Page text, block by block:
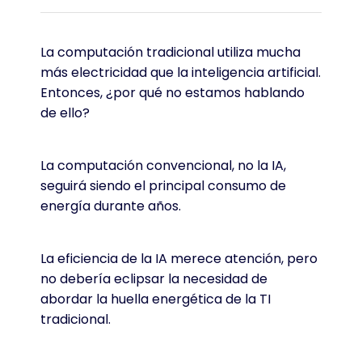
La computación tradicional utiliza mucha
más electricidad que la inteligencia artificial.
Entonces, ¿por qué no estamos hablando
de ello?
La computación convencional, no la IA,
seguirá siendo el principal consumo de
energía durante años.
La eficiencia de la IA merece atención, pero
no debería eclipsar la necesidad de
abordar la huella energética de la TI
tradicional.